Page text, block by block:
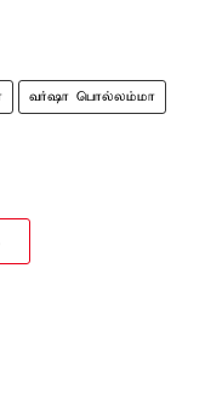
வர்ஷா பொல்லம்மா